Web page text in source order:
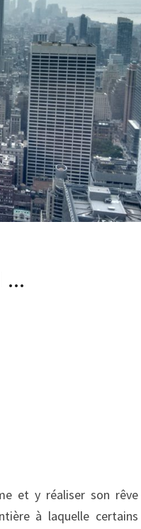
…
et y réaliser son rêve
à laquelle certains